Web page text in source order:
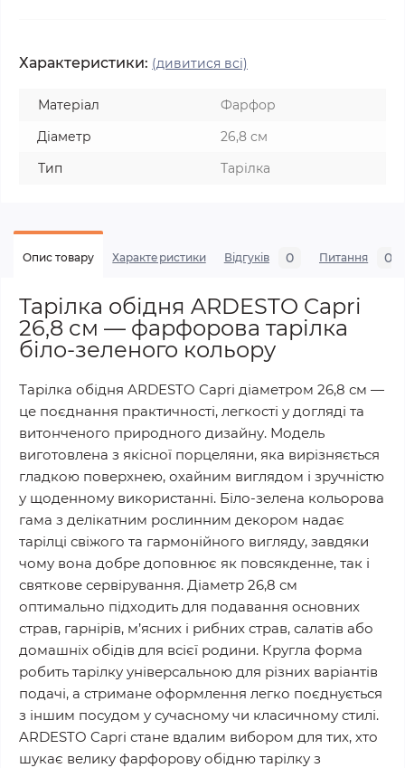
Характеристики: (дивитися всі)
Матеріал
Фарфор
Діаметр
26,8 см
Тип
Тарілка
Опис товару Характеристики Відгуків 0 Питання 0
Тарілка обідня ARDESTO Capri
26,8 см — фарфорова тарілка
біло-зеленого кольору
Тарілка обідня ARDESTO Capri діаметром 26,8 см —
це поєднання практичності, легкості у догляді та
витонченого природного дизайну. Модель
виготовлена з якісної порцеляни, яка вирізняється
гладкою поверхнею, охайним виглядом і зручністю
у щоденному використанні. Біло-зелена кольорова
гама з делікатним рослинним декором надає
тарілці свіжого та гармонійного вигляду, завдяки
чому вона добре доповнює як повсякденне, так і
святкове сервірування. Діаметр 26,8 см
оптимально підходить для подавання основних
страв, гарнірів, м’ясних і рибних страв, салатів або
домашніх обідів для всієї родини. Кругла форма
робить тарілку універсальною для різних варіантів
подачі, а стримане оформлення легко поєднується
з іншим посудом у сучасному чи класичному стилі.
ARDESTO Capri стане вдалим вибором для тих, хто
шукає велику фарфорову обідню тарілку з